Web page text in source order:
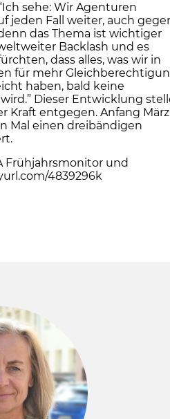
sehe: Wir Agenturen
jeden Fall weiter, auch
das Thema ist wichtiger
Backlash und es
dass alles, was wir in
für mehr
haben, bald keine
Dieser Entwicklung
Kraft entgegen. Anfang März
Mal einen dreibändigen
Frühjahrsmonitor und
4839296k